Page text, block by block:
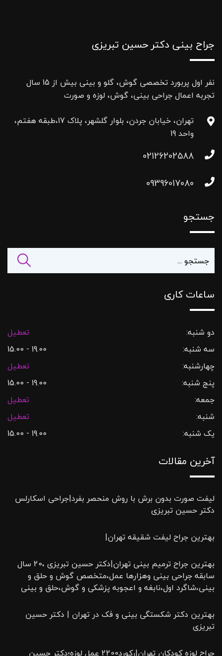
جراح بینی دکتر حسین تبریزی
نفر اول پربورد تخصصی گوش، گلو و بینی بیش از 15 سال
تجربه اعمال جراحی بینی، گوش، لوزه و صورت
تهران، خیابان جردن، بلوار گلشهر، پلاک 17،طبقه هفتم،
واحد 19
02126202588
09396017080
جستجو
ساعات کاری
دو شنبه:
تعطیل
سه شنبه:
19.00 - 15.00
چهارشنبه:
تعطیل
پنج شنبه:
19.00 - 15.00
جمعه:
تعطیل
شنبه:
تعطیل
یک شنبه:
19.00 - 15.00
آخرین مقالات
لیفت صورت بدون برش با روش منحصر بفرد|جراحی اسکارلس
دکتر حسین تبریزی
بهترین جراح لیفت شقیقه تهران|
بهترین جراح ترمیم بینی تهران|دکتر حسین تبریزی ،20 سال
سابقه جراحی بینی وهزارها عمل،متخصص گوش و حلق و
بینی،شاگرد اول،نابغه و اعجوبه پزشکی و گوش،حلق و بینی
بهترین دکتر شکستگی بینی و فک در تهران | دکتر حسین
تبریزی